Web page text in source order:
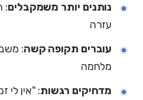
נותנים יותר משמקבלים:
עזרה
עוברים תקופה קשה:
מלחמה
מדחיקים רגשות: "אין לי